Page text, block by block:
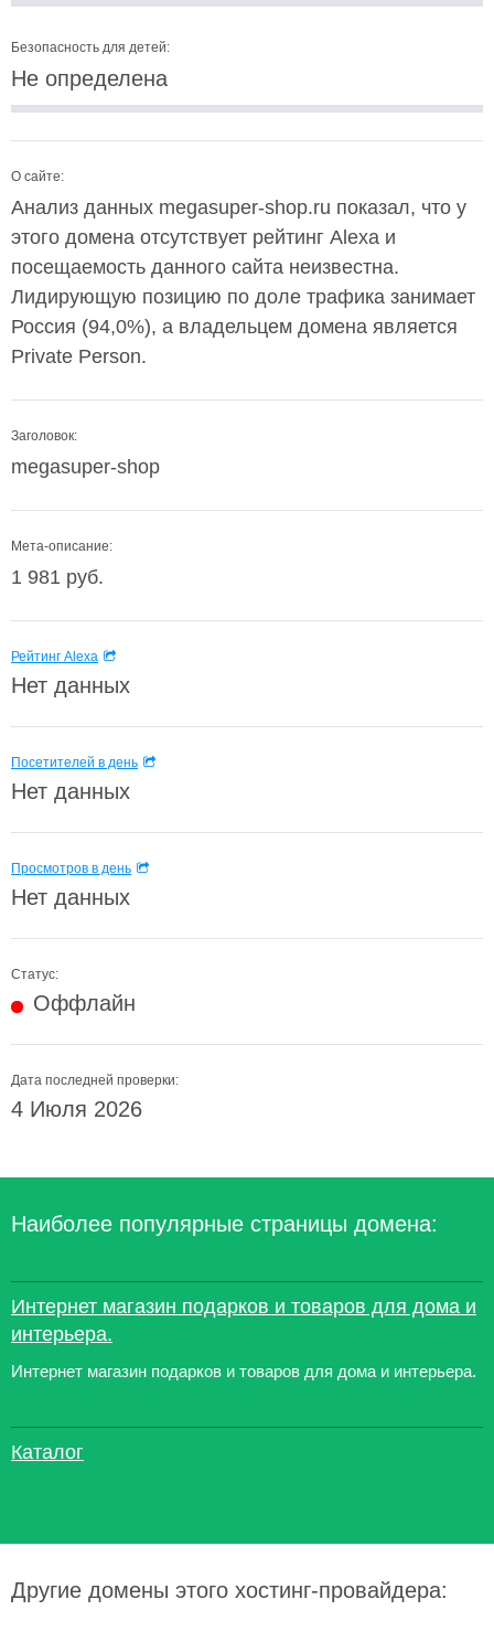
Безопасность для детей:
Не определена
О сайте:
Анализ данных megasuper-shop.ru показал, что у
этого домена отсутствует рейтинг Alexa и
посещаемость данного сайта неизвестна.
Лидирующую позицию по доле трафика занимает
Россия (94,0%), а владельцем домена является
Private Person.
Заголовок:
megasuper-shop
Мета-описание:
1 981 руб.
Рейтинг Alexa
Нет данных
Посетителей в день
Нет данных
Просмотров в день
Нет данных
Статус:
Оффлайн
Дата последней проверки:
4 Июля 2026
Наиболее популярные страницы домена:
Интернет магазин подарков и товаров для дома и
интерьера.
Интернет магазин подарков и товаров для дома и интерьера.
Каталог
Другие домены этого хостинг-провайдера: